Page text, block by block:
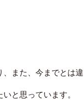
また、今までとは
と思っています。